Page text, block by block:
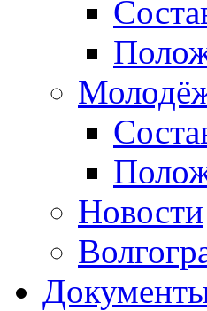
Новости